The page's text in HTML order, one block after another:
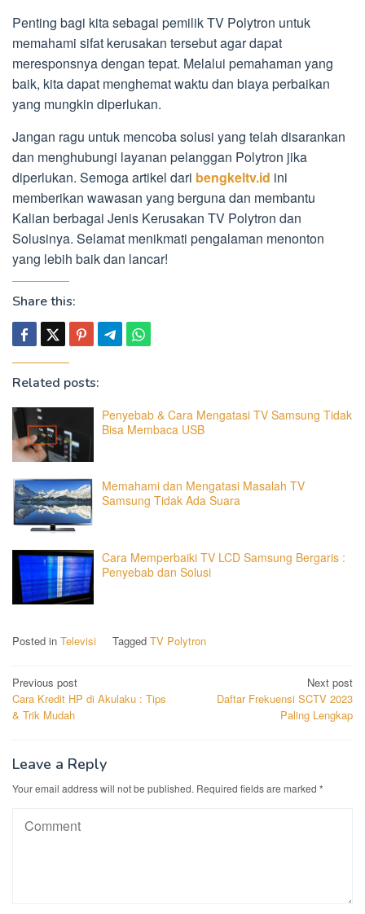
Penting bagi kita sebagai pemilik TV Polytron untuk
memahami sifat kerusakan tersebut agar dapat
meresponsnya dengan tepat. Melalui pemahaman yang
baik, kita dapat menghemat waktu dan biaya perbaikan
yang mungkin diperlukan.
Jangan ragu untuk mencoba solusi yang telah disarankan
dan menghubungi layanan pelanggan Polytron jika
diperlukan. Semoga artikel dari bengkeltv.id ini
memberikan wawasan yang berguna dan membantu
Kalian berbagai Jenis Kerusakan TV Polytron dan
Solusinya. Selamat menikmati pengalaman menonton
yang lebih baik dan lancar!
Share this:
Related posts:
Penyebab & Cara Mengatasi TV Samsung Tidak
Bisa Membaca USB
Memahami dan Mengatasi Masalah TV
Samsung Tidak Ada Suara
Cara Memperbaiki TV LCD Samsung Bergaris :
Penyebab dan Solusi
Posted in Televisi Tagged TV Polytron
Post
navigation
Previous post
Cara Kredit HP di Akulaku : Tips
& Trik Mudah
Next post
Daftar Frekuensi SCTV 2023
Paling Lengkap
Leave a Reply
Your email address will not be published. Required fields are marked *